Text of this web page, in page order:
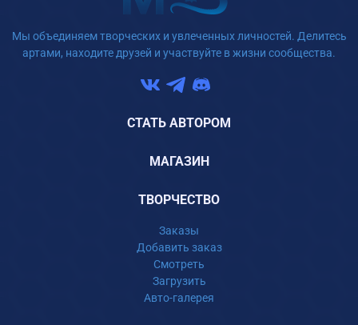
Мы объединяем творческих и увлеченных личностей. Делитесь
артами, находите друзей и участвуйте в жизни сообщества.
СТАТЬ АВТОРОМ
МАГАЗИН
ТВОРЧЕСТВО
Заказы
Добавить заказ
Смотреть
Загрузить
Авто-галерея